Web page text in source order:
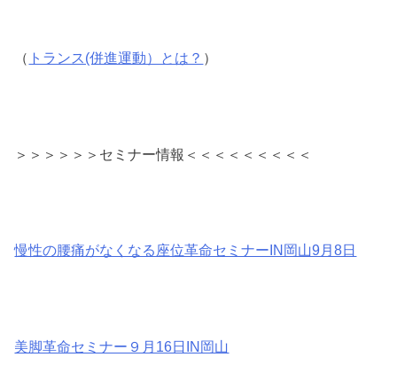
（ トランス(併進運動）とは？ ）
＞＞＞＞＞＞セミナー情報＜＜＜＜＜＜＜＜＜
慢性の腰痛がなくなる座位革命セミナーIN岡山9月8日
美脚革命セミナー９月16日IN岡山